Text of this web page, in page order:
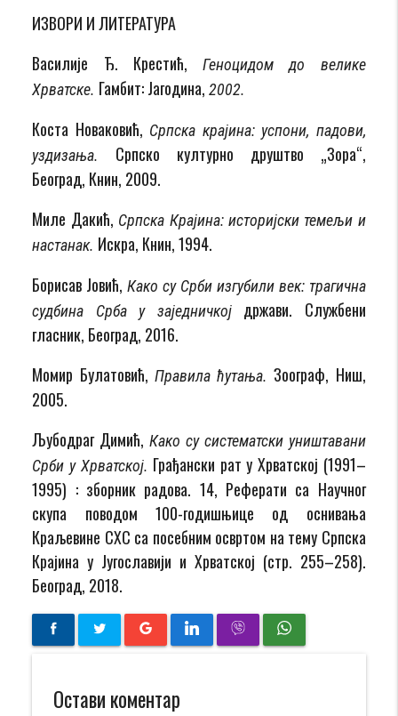
ИЗВОРИ И ЛИТЕРАТУРА
Василије Ђ. Крестић,Геноцидом до велике
Хрватске. Гамбит: Јагодина, 2002.
Коста Новаковић, Српска крајина: успони, падови,
уздизања. Српско културно друштво „Зора“,
Београд, Книн, 2009.
Миле Дакић, Српска Крајина: историјски темељи и
настанак. Искра, Книн, 1994.
Борисав Јовић,Како су Срби изгубили век: трагична
судбина Срба у заједничкојдржави. Службени
гласник, Београд, 2016.
Момир Булатовић, Правила ћутања.Зоограф, Ниш,
2005.
Љубодраг Димић,Како су систематски уништавани
Срби у Хрватској. Грађански рат у Хрватској (1991–
1995) : зборник радова. 14, Реферати са Научног
скупа поводом 100-годишњице од оснивања
Краљевине СХС са посебним освртом на тему Српска
Крајина у Југославији и Хрватској (стр. 255–258).
Београд, 2018.
Остави коментар